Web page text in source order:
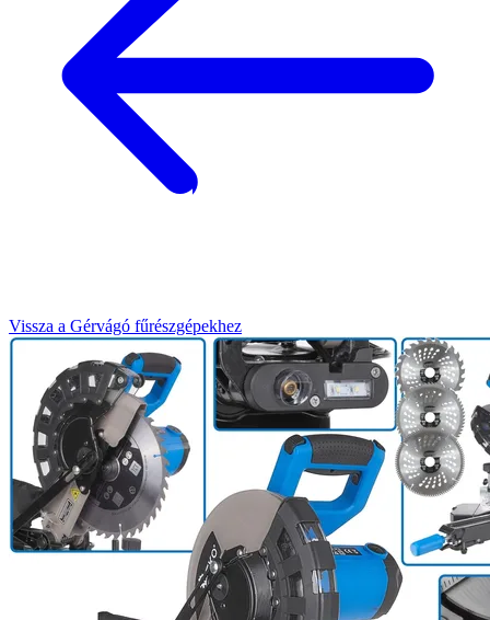
Vissza a Gérvágó fűrészgépekhez